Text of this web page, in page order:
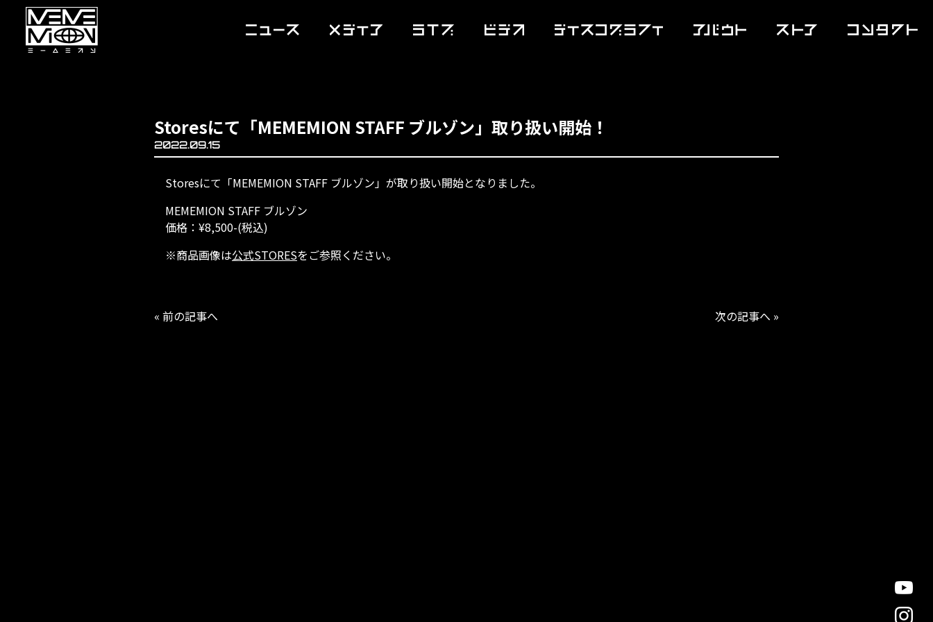
Storesにて「MEMEMION STAFF ブルゾン」取り扱い開始！
2022.09.15
Storesにて「MEMEMION STAFF ブルゾン」が取り扱い開始となりました。
MEMEMION STAFF ブルゾン
価格：¥8,500-(税込)
※商品画像は公式STORESをご参照ください。
« 前の記事へ 次の記事へ »